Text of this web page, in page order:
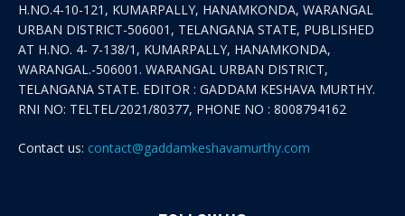
H.NO.4-10-121, KUMARPALLY, HANAMKONDA, WARANGAL
URBAN DISTRICT-506001, TELANGANA STATE, PUBLISHED
AT H.NO. 4- 7-138/1, KUMARPALLY, HANAMKONDA,
WARANGAL.-506001. WARANGAL URBAN DISTRICT,
TELANGANA STATE. EDITOR : GADDAM KESHAVA MURTHY.
RNI NO: TELTEL/2021/80377, PHONE NO : 8008794162
Contact us: contact@gaddamkeshavamurthy.com